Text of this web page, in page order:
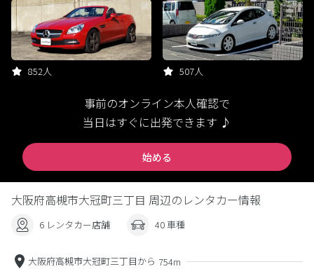
852人 507人
事前のオンライン本人確認で
当日はすぐに出発できます ♪
始める
大阪府高槻市大冠町三丁目 周辺のレンタカー情報
6 レンタカー店舗 40 車種
大阪府高槻市大冠町三丁目から 754m